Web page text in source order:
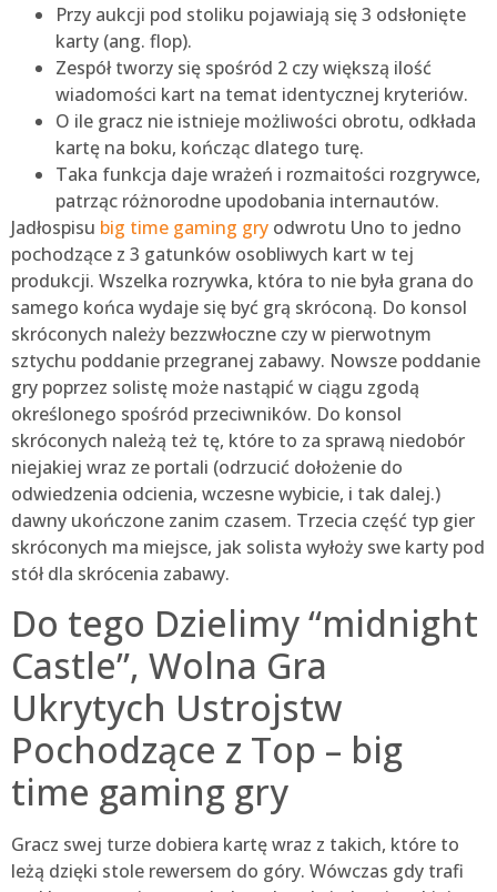
Przy aukcji pod stoliku pojawiają się 3 odsłonięte
karty (ang. flop).
Zespół tworzy się spośród 2 czy większą ilość
wiadomości kart na temat identycznej kryteriów.
O ile gracz nie istnieje możliwości obrotu, odkłada
kartę na boku, kończąc dlatego turę.
Taka funkcja daje wrażeń i rozmaitości rozgrywce,
patrząc różnorodne upodobania internautów.
Jadłospisu big time gaming gry odwrotu Uno to jedno
pochodzące z 3 gatunków osobliwych kart w tej
produkcji. Wszelka rozrywka, która to nie była grana do
samego końca wydaje się być grą skróconą. Do konsol
skróconych należy bezzwłoczne czy w pierwotnym
sztychu poddanie przegranej zabawy. Nowsze poddanie
gry poprzez solistę może nastąpić w ciągu zgodą
określonego spośród przeciwników. Do konsol
skróconych należą też tę, które to za sprawą niedobór
niejakiej wraz ze portali (odrzucić dołożenie do
odwiedzenia odcienia, wczesne wybicie, i tak dalej.)
dawny ukończone zanim czasem. Trzecia część typ gier
skróconych ma miejsce, jak solista wyłoży swe karty pod
stół dla skrócenia zabawy.
Do tego Dzielimy “midnight
Castle”, Wolna Gra
Ukrytych Ustrojstw
Pochodzące z Top – big
time gaming gry
Gracz swej turze dobiera kartę wraz z takich, które to
leżą dzięki stole rewersem do góry. Wówczas gdy trafi